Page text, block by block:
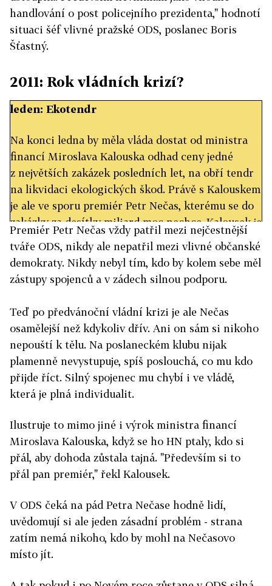
handlování o post policejního prezidenta," hodnotí
situaci šéf vlivné pražské ODS, poslanec Boris
Šťastný.
2011: Rok vládních krizí?
leden: Ekotendr
Na konci ledna by měla vláda dostat od ministra
financí Miroslava Kalouska odhad ceny jedné
z největších zakázek posledních let, na obří tendr
na likvidaci ekologických škod. Právě s Kalouskem
je ale ve sporu premiér Petr Nečas, kterému se do
zakázky za desítky miliard moc nechce. Kalousek je
jejím zastáncem.
únor: DPH
jestli zvýšit spodní sazbu DPH. Tedy, jestli zdražit
od roku 2012 jídlo, léky nebo veřejnou dopravu.
ODS a TOP 09 jsou pro, Věci veřejné proti. Zvýšení
DPH by mělo ročně přinést téměř 50 miliard, což
jsou prostředky, z nichž by Nečasova vláda chtěla
uhradit podstatnou část nákladů na důchodovou
březen: reforma penzí
Na začátku března chtějí koaliční strany sjednotit
reformě. Mají ambici domluvit se i s opoziční
ČSSD, budou mít nicméně velké problémy sladit
své vlastní návrhy. Opět jsou to VV, které jdou
částečně proti ODS a TOP 09. Trvají na
Premiér Petr Nečas vždy patřil mezi nejčestnější
tváře ODS, nikdy ale nepatřil mezi vlivné občanské
demokraty. Nikdy nebyl tím, kdo by kolem sebe měl
zástupy spojenců a v zádech silnou podporu.
Teď po předvánoční vládní krizi je ale Nečas
osamělejší než kdykoliv dřív. Ani on sám si nikoho
nepouští k tělu. Na poslaneckém klubu nijak
plamenně nevystupuje, spíš poslouchá, co mu kdo
přijde říct. Silný spojenec mu chybí i ve vládě,
která je plná individualit.
Ilustruje to mimo jiné i výrok ministra financí
Miroslava Kalouska, když se ho HN ptaly, kdo si
přál, aby dohoda zůstala tajná. "Především si to
přál pan premiér," řekl Kalousek.
V ODS čeká na pád Petra Nečase hodně lidí,
uvědomují si ale jeden zásadní problém - strana
zatím nemá nikoho, kdo by mohl na Nečasovo
místo jít.